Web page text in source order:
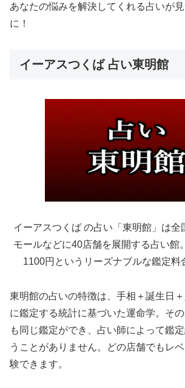
あなたの悩みを解決してくれる占いが
に！
イーアスつくば 占い東明館
イーアスつくば の占い「東明館」は全
モールなどに40店舗を展開する占い館
1100円というリーズナブルな鑑定料
東明館の占いの特徴は、手相＋誕生日
に鑑定する統計に基づいた運命学。そ
も同じ鑑定ができ、占い師によって鑑
うことがありません。どの店舗でもレ
験できます。